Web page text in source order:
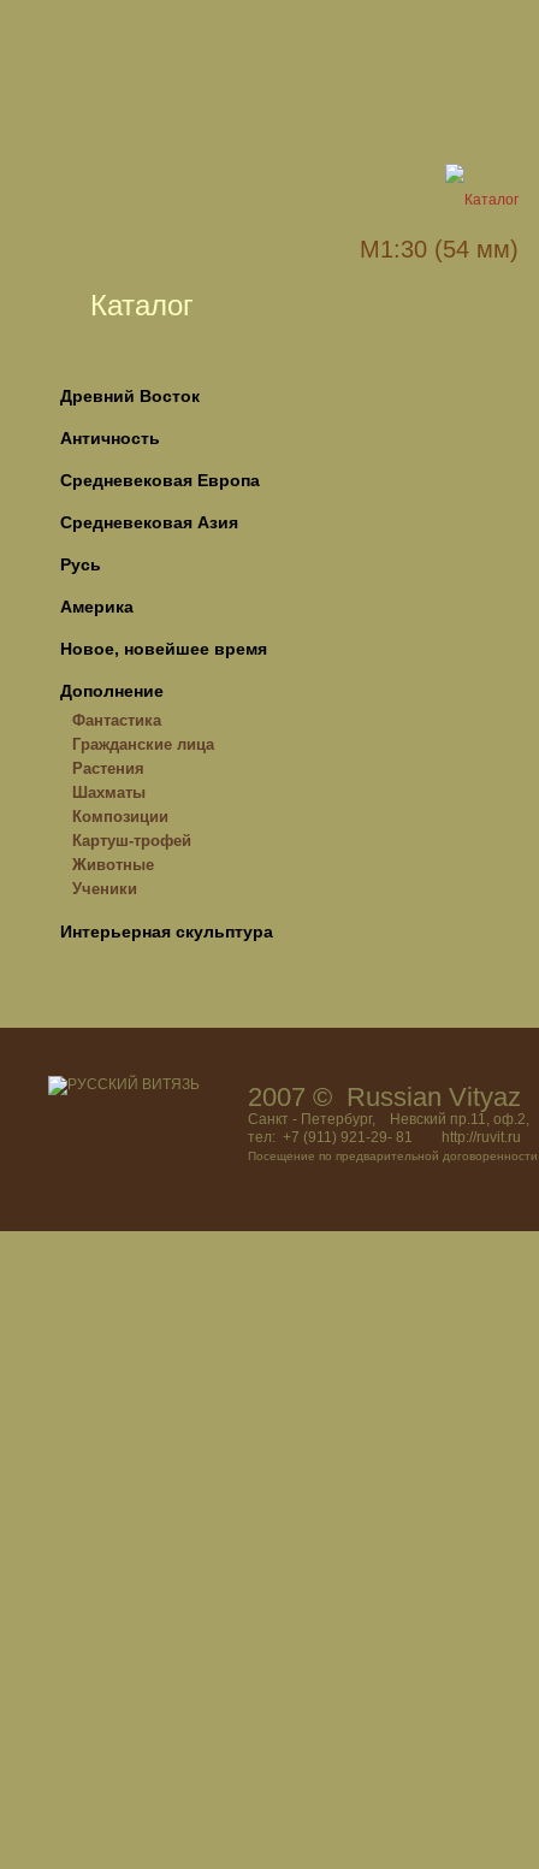
М1:30 (54 мм)
Каталог
Древний Восток
Античность
Средневековая Европа
Средневековая Азия
Русь
Америка
Новое, новейшее время
Дополнение
Фантастика
Гражданские лица
Растения
Шахматы
Композиции
Картуш-трофей
Животные
Ученики
Интерьерная скульптура
2007 © Russian
Санкт - Петербург, Невский пр.11, оф.2,
тел: +7 (911) 921-29- 81 http://ruvit.ru
Посещение по предварительной договоренности